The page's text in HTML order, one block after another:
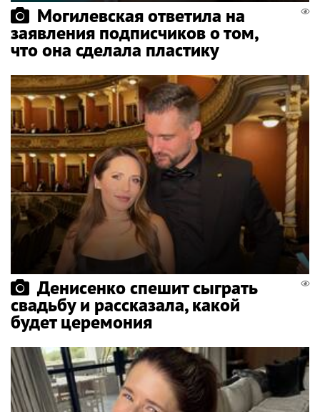
Могилевская ответила на
заявления подписчиков о том,
что она сделала пластику
Денисенко спешит сыграть
свадьбу и рассказала, какой
будет церемония